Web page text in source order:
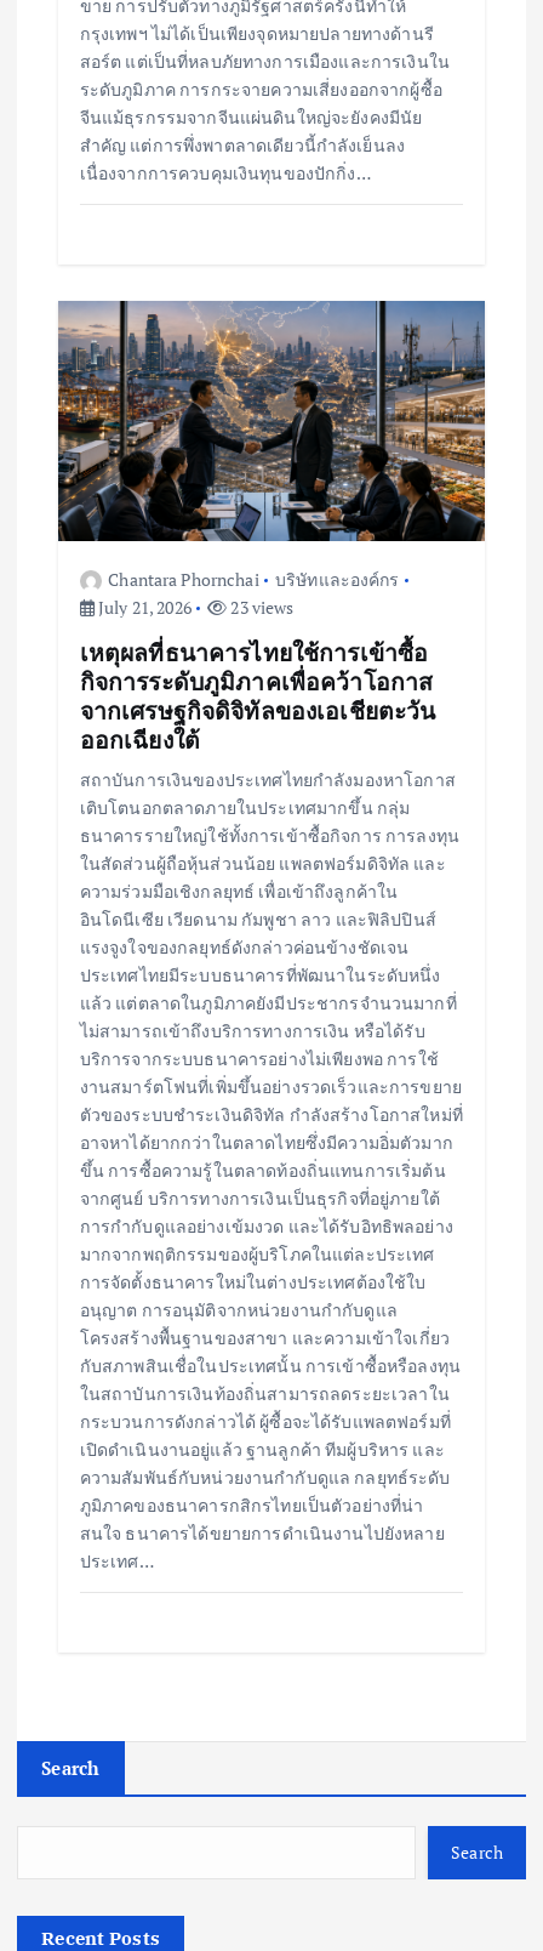
ขาย การปรับตัวทางภูมิรัฐศาสตร์ครั้งนี้ทำให้
กรุงเทพฯ ไม่ได้เป็นเพียงจุดหมายปลายทางด้านรี
สอร์ต แต่เป็นที่หลบภัยทางการเมืองและการเงินใน
ระดับภูมิภาค การกระจายความเสี่ยงออกจากผู้ซื้อ
จีนแม้ธุรกรรมจากจีนแผ่นดินใหญ่จะยังคงมีนัย
สำคัญ แต่การพึ่งพาตลาดเดียวนี้กำลังเย็นลง
เนื่องจากการควบคุมเงินทุนของปักกิ่ง…
Chantara Phornchai
บริษัทและองค์กร
July 21, 2026
23 views
เหตุผลที่ธนาคารไทยใช้การเข้าซื้อ
กิจการระดับภูมิภาคเพื่อคว้าโอกาส
จากเศรษฐกิจดิจิทัลของเอเชียตะวัน
ออกเฉียงใต้
สถาบันการเงินของประเทศไทยกำลังมองหาโอกาส
เติบโตนอกตลาดภายในประเทศมากขึ้น กลุ่ม
ธนาคารรายใหญ่ใช้ทั้งการเข้าซื้อกิจการ การลงทุน
ในสัดส่วนผู้ถือหุ้นส่วนน้อย แพลตฟอร์มดิจิทัล และ
ความร่วมมือเชิงกลยุทธ์ เพื่อเข้าถึงลูกค้าใน
อินโดนีเซีย เวียดนาม กัมพูชา ลาว และฟิลิปปินส์
แรงจูงใจของกลยุทธ์ดังกล่าวค่อนข้างชัดเจน
ประเทศไทยมีระบบธนาคารที่พัฒนาในระดับหนึ่ง
แล้ว แต่ตลาดในภูมิภาคยังมีประชากรจำนวนมากที่
ไม่สามารถเข้าถึงบริการทางการเงิน หรือได้รับ
บริการจากระบบธนาคารอย่างไม่เพียงพอ การใช้
งานสมาร์ตโฟนที่เพิ่มขึ้นอย่างรวดเร็วและการขยาย
ตัวของระบบชำระเงินดิจิทัล กำลังสร้างโอกาสใหม่ที่
อาจหาได้ยากกว่าในตลาดไทยซึ่งมีความอิ่มตัวมาก
ขึ้น การซื้อความรู้ในตลาดท้องถิ่นแทนการเริ่มต้น
จากศูนย์ บริการทางการเงินเป็นธุรกิจที่อยู่ภายใต้
การกำกับดูแลอย่างเข้มงวด และได้รับอิทธิพลอย่าง
มากจากพฤติกรรมของผู้บริโภคในแต่ละประเทศ
การจัดตั้งธนาคารใหม่ในต่างประเทศต้องใช้ใบ
อนุญาต การอนุมัติจากหน่วยงานกำกับดูแล
โครงสร้างพื้นฐานของสาขา และความเข้าใจเกี่ยว
กับสภาพสินเชื่อในประเทศนั้น การเข้าซื้อหรือลงทุน
ในสถาบันการเงินท้องถิ่นสามารถลดระยะเวลาใน
กระบวนการดังกล่าวได้ ผู้ซื้อจะได้รับแพลตฟอร์มที่
เปิดดำเนินงานอยู่แล้ว ฐานลูกค้า ทีมผู้บริหาร และ
ความสัมพันธ์กับหน่วยงานกำกับดูแล กลยุทธ์ระดับ
ภูมิภาคของธนาคารกสิกรไทยเป็นตัวอย่างที่น่า
สนใจ ธนาคารได้ขยายการดำเนินงานไปยังหลาย
ประเทศ…
Search
Search
Recent Posts